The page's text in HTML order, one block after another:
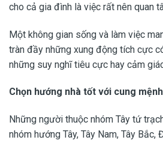
cho cả gia đình là việc rất nên quan
Một không gian sống và làm việc
tràn đầy những xung động tích cực
những suy nghĩ tiêu cực hay cảm
Chọn hướng nhà tốt với cung mệnh
Những người thuộc nhóm Tây tứ
nhóm hướng Tây, Tây Nam, Tây Bắc,